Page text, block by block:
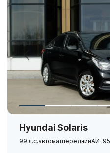
Hyundai Solaris
99 л.с.автоматпереднийАИ-95